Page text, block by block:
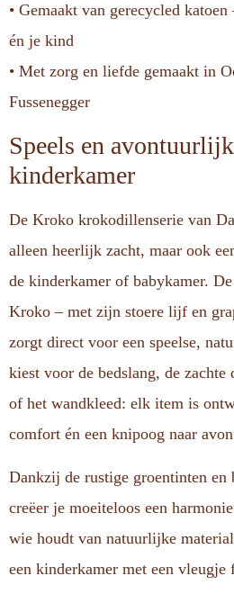
• Gemaakt van gerecycled
én je kind
• Met zorg en liefde gemaakt in
Fussenegger
Speels en
kinderkamer
De Kroko krokodillenserie van
alleen heerlijk zacht, maar ook
de kinderkamer of babykamer.
Kroko – met zijn stoere lijf en
zorgt direct voor een speelse,
kiest voor de bedslang, de zachte
of het wandkleed: elk item is
comfort én een knipoog naar
Dankzij de rustige groentinten en
creëer je moeiteloos een
wie houdt van natuurlijke
een kinderkamer met een vleugje